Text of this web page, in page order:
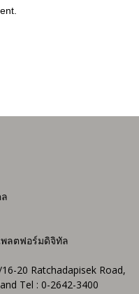
ลตฟอร์มดิจิทัล
20 Ratchadapisek Road,
Tel : 0-2642-3400